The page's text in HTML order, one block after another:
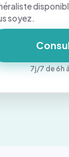
soyez.
7j/7 de 6h